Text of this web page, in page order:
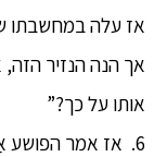
אך הנה הנזיר
אותו על כך?”
6. אז אמר הפושע אַנְגוּלִימָאלַה למכובד את דברי הפיוט (gāthā) הבאים: